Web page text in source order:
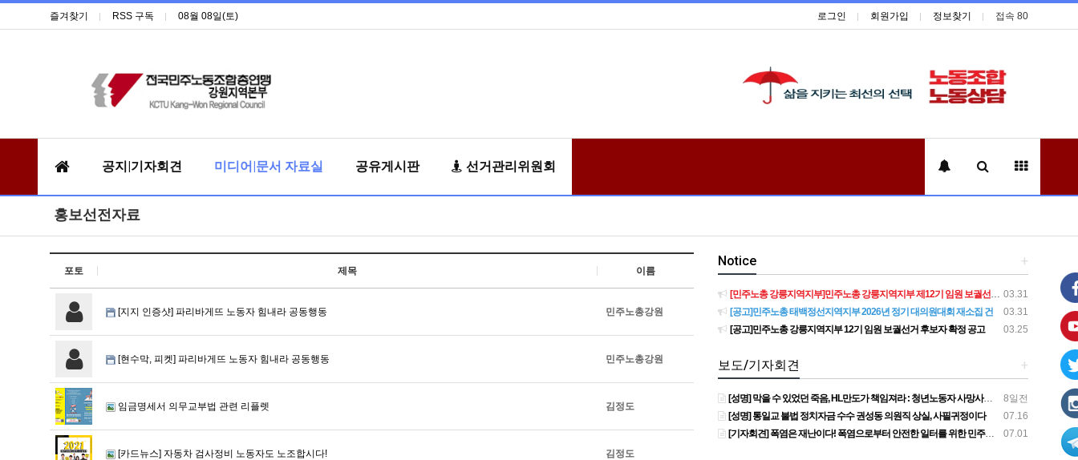
즐겨찾기 RSS 구독 08월 08일(토) 로그인 회원가입 정보찾기 접속 80
공지|기자회견 미디어|문서 자료실 공유게시판 선거관리위원회
홍보선전자료
포토 제목 이름
[지지 인증샷] 파리바게뜨 노동자 힘내라 공동행동 민주노총강원
[현수막, 피켓] 파리바게뜨 노동자 힘내라 공동행동 민주노총강원
임금명세서 의무교부법 관련 리플렛 김정도
[카드뉴스] 자동차 검사정비 노동자도 노조합시다! 김정도
+
Notice
03.31
[민주노총 강릉지역지부]민주노총 강릉지역지부 제12기 임원 보궐선거결과 공고
03.31
[공고]민주노총 태백정선지역지부 2026년 정기 대의원대회 재소집 건
03.25
[공고]민주노총 강릉지역지부 12기 임원 보궐선거 후보자 확정 공고
+
보도/기자회견
8일전
[성명] 막을 수 있었던 죽음, HL만도가 책임져라 : 청년노동자 사망사고의 철저한 진상규명과 재발방지 대책 마련하라
07.16
[성명] 통일교 불법 정치자금 수수 권성동 의원직 상실, 사필귀정이다
07.01
[기자회견] 폭염은 재난이다! 폭염으로부터 안전한 일터를 위한 민주노총 강원지역본부 폭염감시단 선포 기자회견